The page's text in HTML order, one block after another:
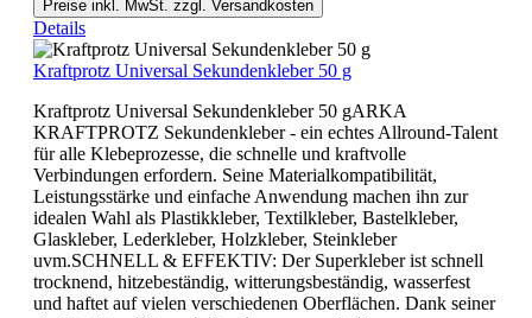
Preise inkl. MwSt. zzgl. Versandkosten
Details
Kraftprotz Universal Sekundenkleber 50 g
Kraftprotz Universal Sekundenkleber 50 gARKA
KRAFTPROTZ Sekundenkleber - ein echtes Allround-Talent
für alle Klebeprozesse, die schnelle und kraftvolle
Verbindungen erfordern. Seine Materialkompatibilität,
Leistungsstärke und einfache Anwendung machen ihn zur
idealen Wahl als Plastikkleber, Textilkleber, Bastelkleber,
Glaskleber, Lederkleber, Holzkleber, Steinkleber
uvm.SCHNELL & EFFEKTIV: Der Superkleber ist schnell
trocknend, hitzebeständig, witterungsbeständig, wasserfest
und haftet auf vielen verschiedenen Oberflächen. Dank seiner